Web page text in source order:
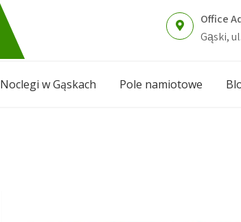
Office
Gąski,
Noclegi w Gąskach Pole namiotowe